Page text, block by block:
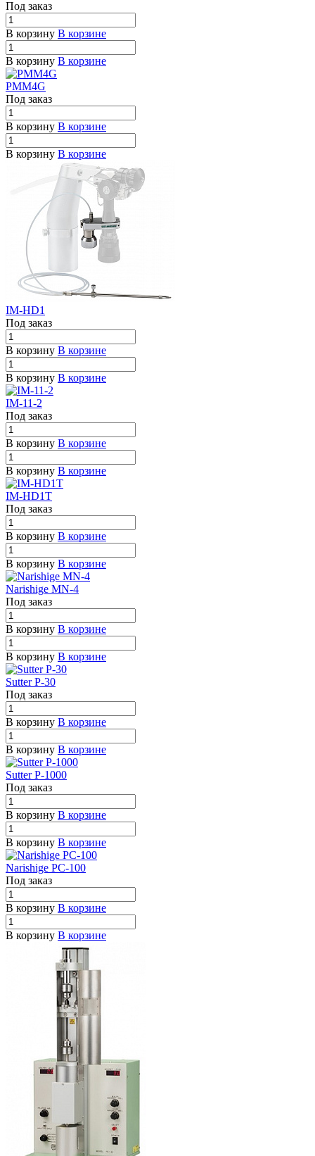
Под заказ
В корзину В корзине
В корзину В корзине
PMM4G
Под заказ
В корзину В корзине
В корзину В корзине
IM-HD1
Под заказ
В корзину В корзине
В корзину В корзине
IM-11-2
Под заказ
В корзину В корзине
В корзину В корзине
IM-HD1T
Под заказ
В корзину В корзине
В корзину В корзине
Narishige MN-4
Под заказ
В корзину В корзине
В корзину В корзине
Sutter P-30
Под заказ
В корзину В корзине
В корзину В корзине
Sutter P-1000
Под заказ
В корзину В корзине
В корзину В корзине
Narishige PC-100
Под заказ
В корзину В корзине
В корзину В корзине